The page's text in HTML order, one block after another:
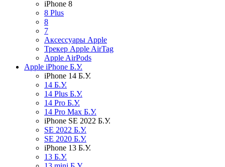
iPhone 8
8 Plus
8
7
Аксессуары Apple
Трекер Apple AirTag
Apple AirPods
Apple iPhone Б.У.
iPhone 14 Б.У.
14 Б.У.
14 Plus Б.У.
14 Pro Б.У.
14 Pro Max Б.У.
iPhone SE 2022 Б.У.
SE 2022 Б.У.
SE 2020 Б.У.
iPhone 13 Б.У.
13 Б.У.